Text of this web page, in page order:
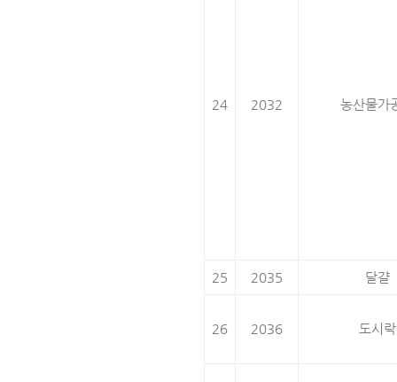
24 2032 농산물가
25 2035 달걀
26 2036 도시락